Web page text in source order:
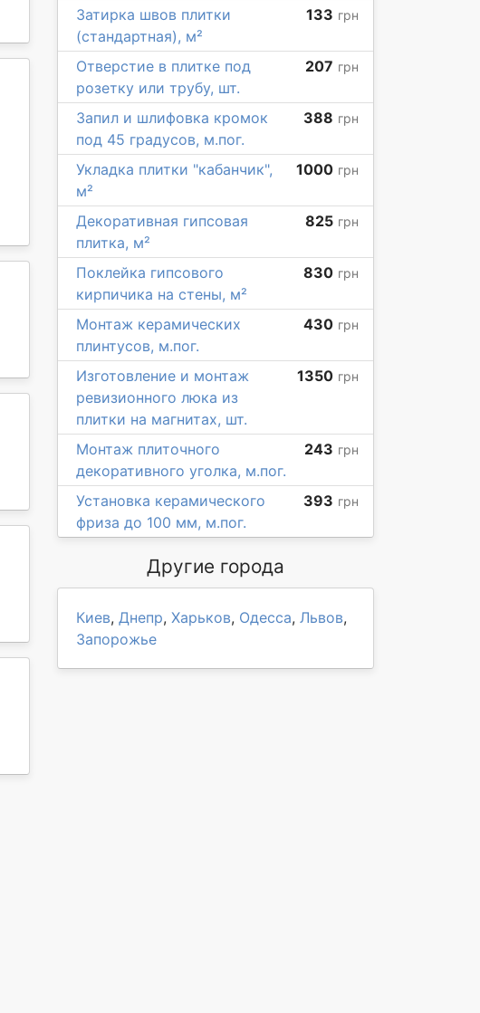
Затирка швов плитки
(стандартная), м²
133 грн
Отверстие в плитке под
розетку или трубу, шт.
207 грн
Запил и шлифовка кромок
под 45 градусов, м.пог.
388 грн
Укладка плитки "кабанчик",
м²
1000 грн
Декоративная гипсовая
плитка, м²
825 грн
Поклейка гипсового
кирпичика на стены, м²
830 грн
Монтаж керамических
плинтусов, м.пог.
430 грн
Изготовление и монтаж
ревизионного люка из
плитки на магнитах, шт.
1350 грн
Монтаж плиточного
декоративного уголка, м.пог.
243 грн
Установка керамического
фриза до 100 мм, м.пог.
393 грн
Другие города
Киев, Днепр, Харьков, Одесса, Львов,
Запорожье